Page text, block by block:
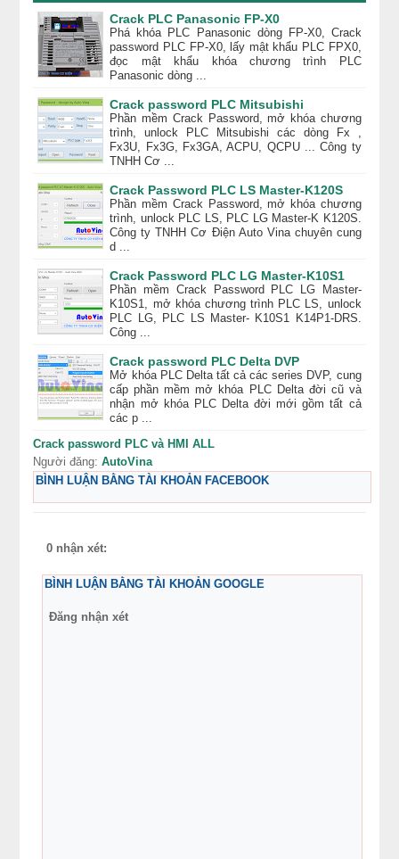
Crack PLC Panasonic FP-X0
Phá khóa PLC Panasonic dòng FP-X0, Crack
password PLC FP-X0, lấy mật khẩu PLC FPX0,
đọc mật khẩu khóa chương trình PLC
Panasonic dòng ...
Crack password PLC Mitsubishi
Phần mềm Crack Password, mở khóa chương
trình, unlock PLC Mitsubishi các dòng Fx ,
Fx3U, Fx3G, Fx3GA, ACPU, QCPU ... Công ty
TNHH Cơ ...
Crack Password PLC LS Master-K120S
Phần mềm Crack Password, mở khóa chương
trình, unlock PLC LS, PLC LG Master-K K120S.
Công ty TNHH Cơ Điện Auto Vina chuyên cung
d ...
Crack Password PLC LG Master-K10S1
Phần mềm Crack Password PLC LG Master-
K10S1, mở khóa chương trình PLC LS, unlock
PLC LG, PLC LS Master- K10S1 K14P1-DRS.
Công ...
Crack password PLC Delta DVP
Mở khóa PLC Delta tất cả các series DVP, cung
cấp phần mềm mở khóa PLC Delta đời cũ và
nhận mở khóa PLC Delta đời mới gồm tất cả
các p ...
Crack password PLC và HMI ALL
Người đăng:AutoVina
BÌNH LUẬN BẰNG TÀI KHOẢN FACEBOOK
0 nhận xét:
BÌNH LUẬN BẰNG TÀI KHOẢN GOOGLE
Đăng nhận xét